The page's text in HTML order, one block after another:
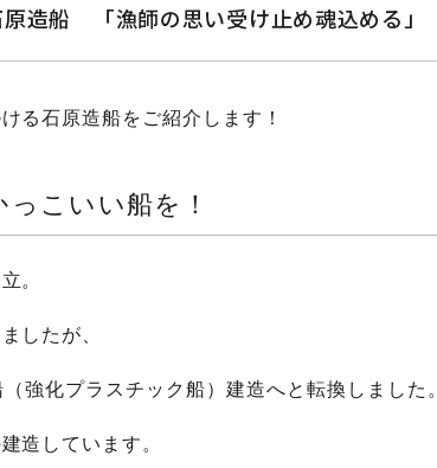
造船 「漁師の思い受け止め魂込める」
る石原造船をご紹介します！
こいい船を！
。
したが、
強化プラスチック船）建造へと転換しました。
造しています。